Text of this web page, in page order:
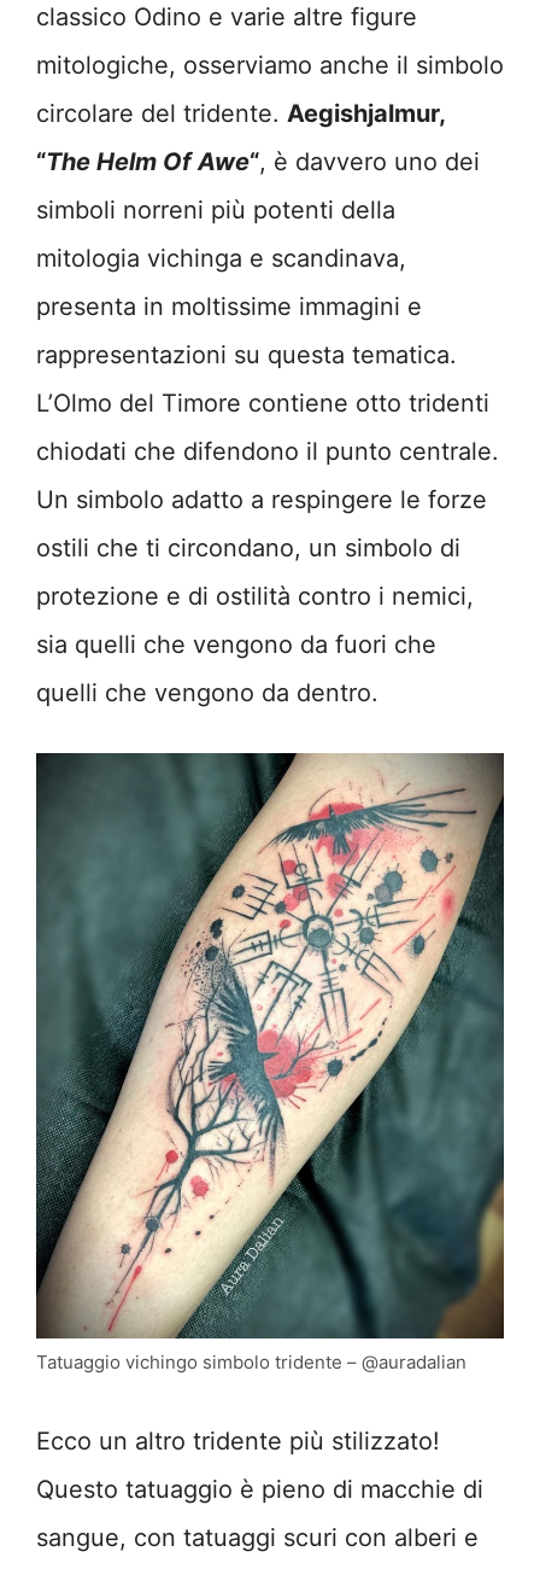
classico Odino e varie altre figure
mitologiche, osserviamo anche il simbolo
circolare del tridente. Aegishjalmur,
“The Helm Of Awe“, è davvero uno dei
simboli norreni più potenti della
mitologia vichinga e scandinava,
presenta in moltissime immagini e
rappresentazioni su questa tematica.
L’Olmo del Timore contiene otto tridenti
chiodati che difendono il punto centrale.
Un simbolo adatto a respingere le forze
ostili che ti circondano, un simbolo di
protezione e di ostilità contro i nemici,
sia quelli che vengono da fuori che
quelli che vengono da dentro.
Tatuaggio vichingo simbolo tridente – @auradalian
Ecco un altro tridente più stilizzato!
Questo tatuaggio è pieno di macchie di
sangue, con tatuaggi scuri con alberi e